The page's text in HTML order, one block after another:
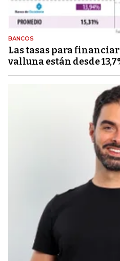
BANCOS
Las tasas para
valluna están desde